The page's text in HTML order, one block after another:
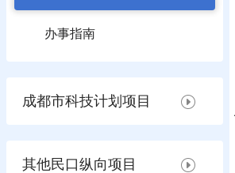
办事指南
成都市科技计划项目
其他民口纵向项目